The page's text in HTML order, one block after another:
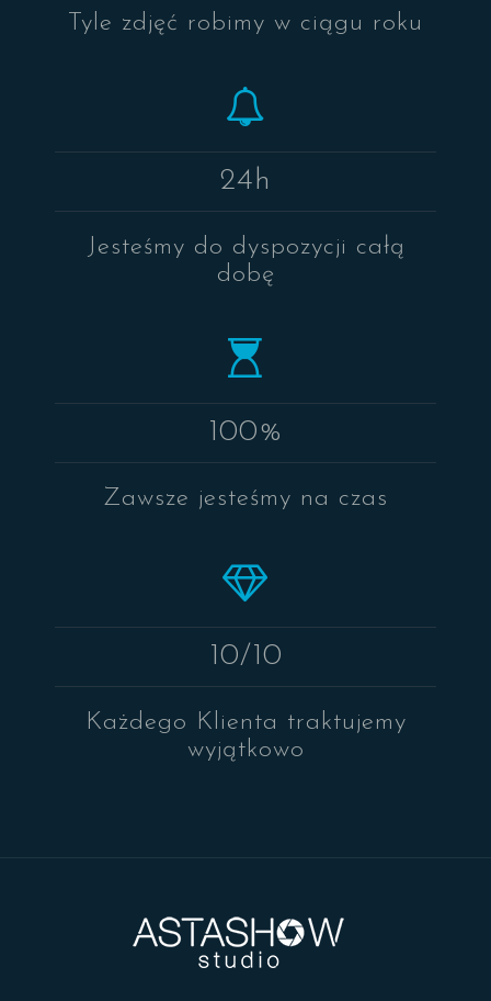
Tyle zdjęć robimy w ciągu roku
24h
Jesteśmy do dyspozycji całą
dobę
100%
Zawsze jesteśmy na czas
10/10
Każdego Klienta traktujemy
wyjątkowo